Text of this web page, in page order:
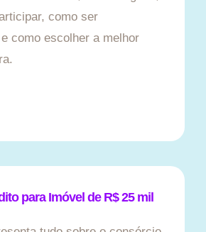
como ser
como escolher a melhor
para Imóvel de R$ 25 mil